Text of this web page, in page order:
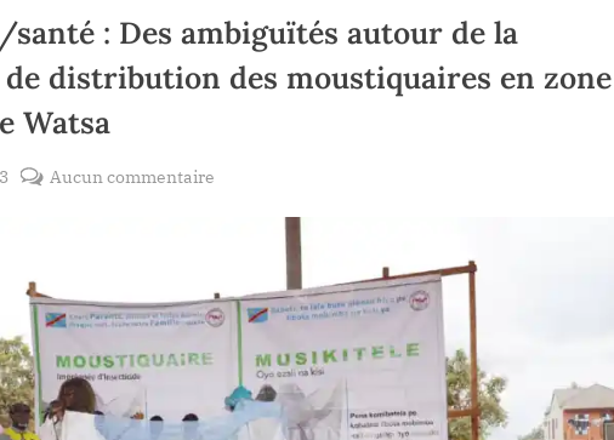
: Des ambiguïtés autour de la
de distribution des moustiquaires en zone
Watsa
Aucun commentaire
Uele/santé
Des
ambiguïtés
autour
de
la